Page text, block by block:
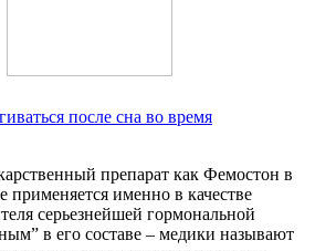
после сна во время
препарат как Фемостон в
именно в качестве
серьезнейшей гормональной
в его составе – медики называют